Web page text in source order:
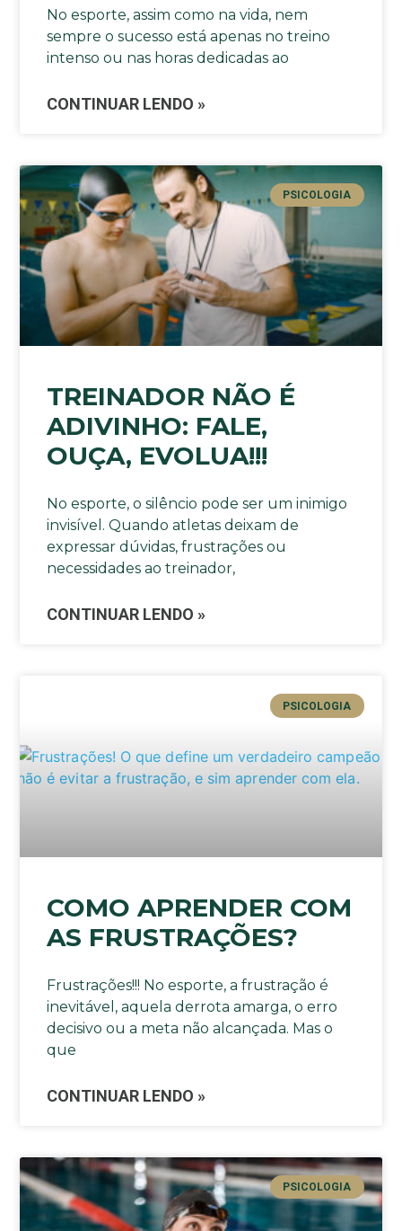
No esporte, assim como na vida, nem
sempre o sucesso está apenas no treino
intenso ou nas horas dedicadas ao
CONTINUAR LENDO »
PSICOLOGIA
TREINADOR NÃO É
ADIVINHO: FALE,
OUÇA, EVOLUA!!!
No esporte, o silêncio pode ser um inimigo
invisível. Quando atletas deixam de
expressar dúvidas, frustrações ou
necessidades ao treinador,
CONTINUAR LENDO »
PSICOLOGIA
COMO APRENDER COM
AS FRUSTRAÇÕES?
Frustrações!!! No esporte, a frustração é
inevitável, aquela derrota amarga, o erro
decisivo ou a meta não alcançada. Mas o
que
CONTINUAR LENDO »
PSICOLOGIA